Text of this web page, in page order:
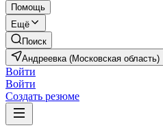
Помощь
Ещё
Поиск
Андреевка (Московская область)
Войти
Войти
Создать резюме